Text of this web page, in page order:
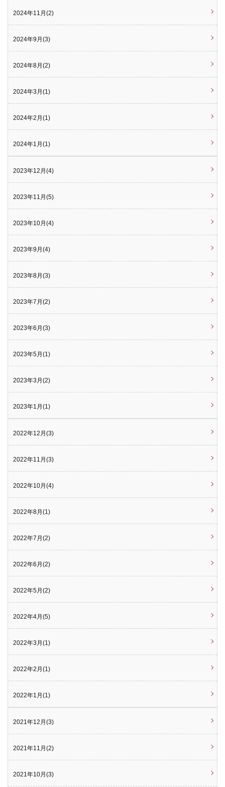
2024年11月(2)
2024年9月(3)
2024年8月(2)
2024年3月(1)
2024年2月(1)
2024年1月(1)
2023年12月(4)
2023年11月(5)
2023年10月(4)
2023年9月(4)
2023年8月(3)
2023年7月(2)
2023年6月(3)
2023年5月(1)
2023年3月(2)
2023年1月(1)
2022年12月(3)
2022年11月(3)
2022年10月(4)
2022年8月(1)
2022年7月(2)
2022年6月(2)
2022年5月(2)
2022年4月(5)
2022年3月(1)
2022年2月(1)
2022年1月(1)
2021年12月(3)
2021年11月(2)
2021年10月(3)